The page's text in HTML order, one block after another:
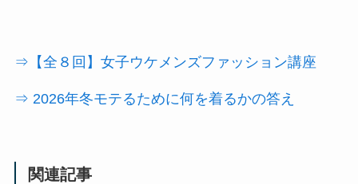
⇒【全８回】女子ウケメンズファッション講座
⇒ 2026年冬モテるために何を着るかの答え
関連記事